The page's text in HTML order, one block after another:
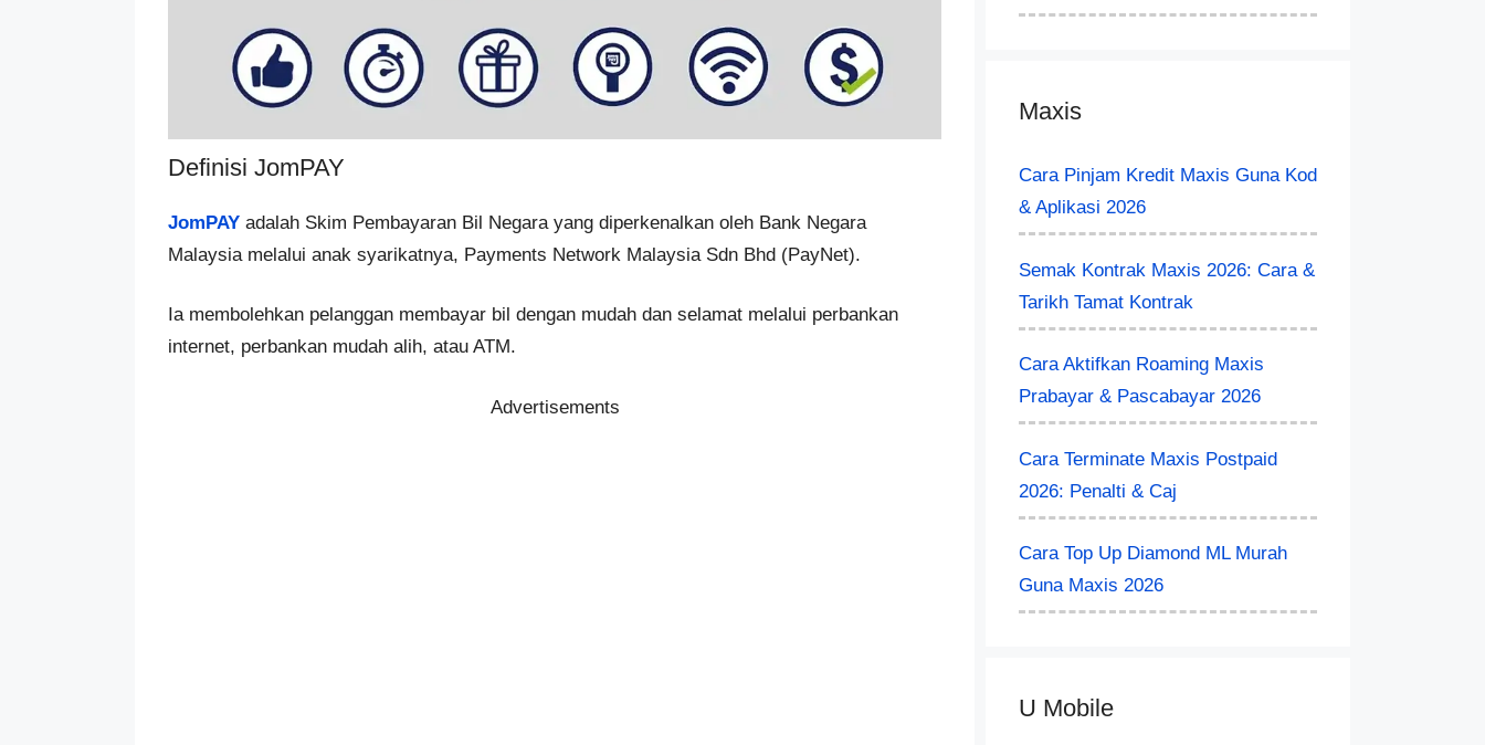
Definisi JomPAY
JomPAY adalah Skim Pembayaran Bil Negara yang diperkenalkan oleh Bank Negara
Malaysia melalui anak syarikatnya, Payments Network Malaysia Sdn Bhd (PayNet).
Ia membolehkan pelanggan membayar bil dengan mudah dan selamat melalui perbankan
internet, perbankan mudah alih, atau ATM.
Advertisements
Maxis
Cara Pinjam Kredit Maxis Guna Kod
& Aplikasi 2026
Semak Kontrak Maxis 2026: Cara &
Tarikh Tamat Kontrak
Cara Aktifkan Roaming Maxis
Prabayar & Pascabayar 2026
Cara Terminate Maxis Postpaid
2026: Penalti & Caj
Cara Top Up Diamond ML Murah
Guna Maxis 2026
U Mobile